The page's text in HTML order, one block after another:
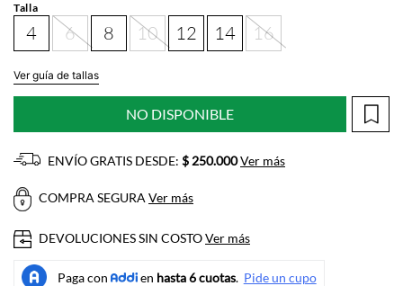
Talla
4 6 8 10 12 14 16
Ver guía de tallas
NO DISPONIBLE
ENVÍO GRATIS DESDE: $ 250.000Ver más
COMPRA SEGURA Ver más
DEVOLUCIONES SIN COSTOVer más